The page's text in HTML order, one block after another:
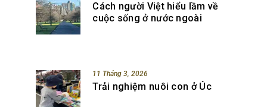
Cách người Việt hiểu lầm về
cuộc sống ở nước ngoài
11 Tháng 3, 2026
Trải nghiệm nuôi con ở Úc